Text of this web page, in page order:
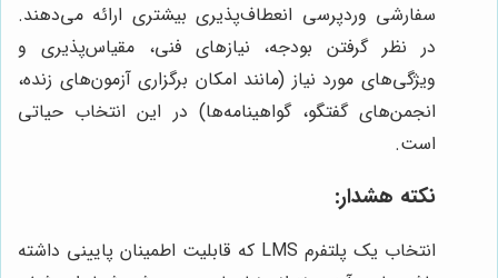
سفارشی وردپرسی انعطاف‌پذیری بیشتری ارائه می‌دهند.
در نظر گرفتن بودجه، نیازهای فنی، مقیاس‌پذیری و
ویژگی‌های مورد نیاز (مانند امکان برگزاری آزمون‌های زنده،
انجمن‌های گفتگو، گواهینامه‌ها) در این انتخاب حیاتی
است.
نکته هشدار:
انتخاب یک پلتفرم LMS که قابلیت اطمینان پایینی داشته